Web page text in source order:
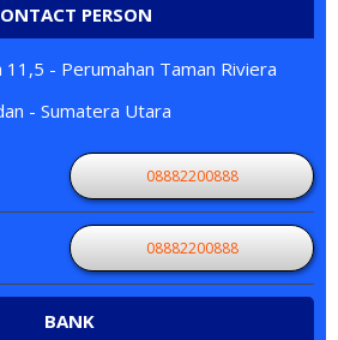
PERSON
11,5 - Perumahan Taman Riviera
- Sumatera Utara
08882200888
08882200888
BANK